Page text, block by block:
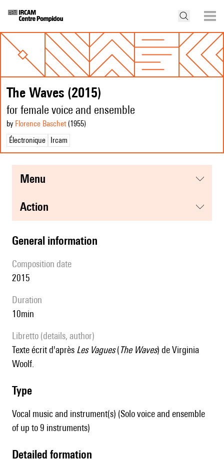
The Waves (2015)
for female voice and ensemble
by Florence Baschet(1955)
Électronique
Ircam
menu
action
general information
composition date
2015
duration
10min
Libretto (details, author)
Texte écrit d'après Les Vagues(The Waves) de Virginia
Woolf.
type
Vocal music and instrument(s) (Solo voice and ensemble
of up to 9 instruments)
detailed formation